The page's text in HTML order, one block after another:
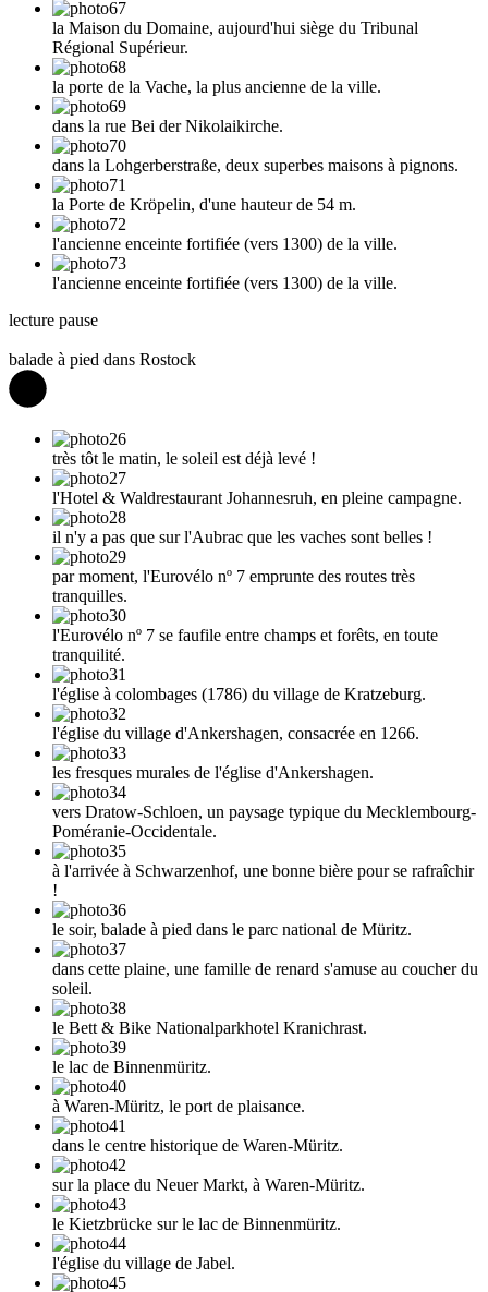
la Maison du Domaine, aujourd'hui siège du Tribunal
Régional Supérieur.
la porte de la Vache, la plus ancienne de la ville.
dans la rue Bei der Nikolaikirche.
dans la Lohgerberstraße, deux superbes maisons à pignons.
la Porte de Kröpelin, d'une hauteur de 54 m.
l'ancienne enceinte fortifiée (vers 1300) de la ville.
l'ancienne enceinte fortifiée (vers 1300) de la ville.
lecture pause
balade à pied dans Rostock
très tôt le matin, le soleil est déjà levé !
l'Hotel & Waldrestaurant Johannesruh, en pleine campagne.
il n'y a pas que sur l'Aubrac que les vaches sont belles !
par moment, l'Eurovélo nº 7 emprunte des routes très
tranquilles.
l'Eurovélo nº 7 se faufile entre champs et forêts, en toute
tranquilité.
l'église à colombages (1786) du village de Kratzeburg.
l'église du village d'Ankershagen, consacrée en 1266.
les fresques murales de l'église d'Ankershagen.
vers Dratow-Schloen, un paysage typique du Mecklembourg-
Poméranie-Occidentale.
à l'arrivée à Schwarzenhof, une bonne bière pour se rafraîchir
!
le soir, balade à pied dans le parc national de Müritz.
dans cette plaine, une famille de renard s'amuse au coucher du
soleil.
le Bett & Bike Nationalparkhotel Kranichrast.
le lac de Binnenmüritz.
à Waren-Müritz, le port de plaisance.
dans le centre historique de Waren-Müritz.
sur la place du Neuer Markt, à Waren-Müritz.
le Kietzbrücke sur le lac de Binnenmüritz.
l'église du village de Jabel.